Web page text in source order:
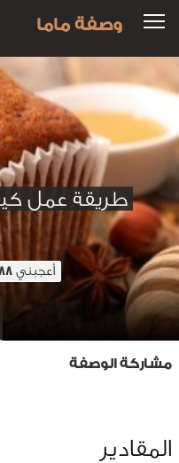
وصفة ماما
طريقة عمل
أعجبني
مشاركة الوصفة
المقادير